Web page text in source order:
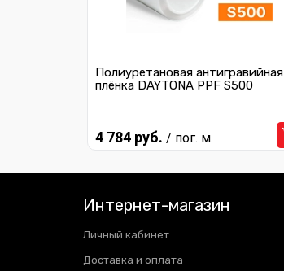
Полиуретановая антигравийная
плёнка DAYTONA PPF S500
4 784 руб. / пог. м.
Интернет-магазин
Личный кабинет
Доставка и оплата